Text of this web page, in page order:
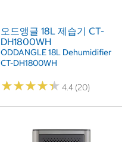
오드앵글 18L 제습기 CT-
DH1800WH
ODDANGLE 18L Dehumidifier
CT-DH1800WH
★★★★★
★★★★★ 4.4 (20)